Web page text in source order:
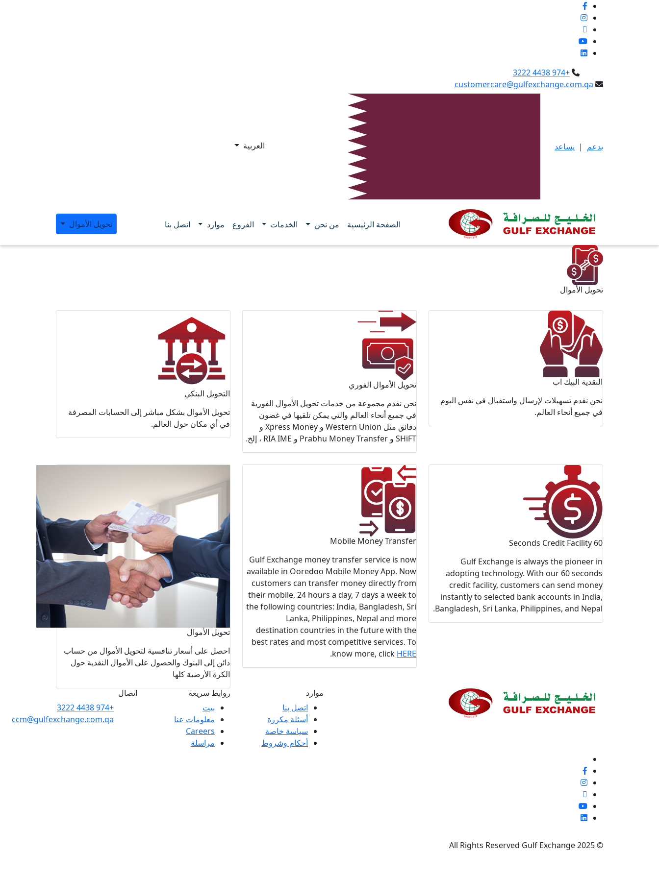
+974 4438 3222
customercare@gulfexchange.com.qa
يدعم | يساعد العربية
الصفحة الرئيسية من نحن الخدمات الفروع موارد اتصل بنا تحويل الأموال
تحويل الأموال
النقدية البيك اب
نحن نقدم تسهيلات لإرسال واستقبال في نفس اليوم
في جميع أنحاء العالم.
تحويل الأموال الفوري
نحن نقدم مجموعة من خدمات تحويل الأموال الفورية
في جميع أنحاء العالم والتي يمكن تلقيها في غضون
دقائق مثل Western Union و Xpress Money و
SHiFT و Prabhu Money Transfer و RIA IME ، إلخ.
التحويل البنكي
تحويل الأموال بشكل مباشر إلى الحسابات المصرفة
في أي مكان حول العالم.
60 Seconds Credit Facility
Gulf Exchange is always the pioneer in
adopting technology. With our 60 seconds
credit facility, customers can send money
instantly to selected bank accounts in India,
Bangladesh, Sri Lanka, Philippines, and Nepal.
Mobile Money Transfer
Gulf Exchange money transfer service is now
available in Ooredoo Mobile Money App. Now
customers can transfer money directly from
their mobile, 24 hours a day, 7 days a week to
the following countries: India, Bangladesh, Sri
Lanka, Philippines, Nepal and more
destination countries in the future with the
best rates and most competitive services. To
know more, click HERE
.
تحويل الأموال
احصل على أسعار تنافسية لتحويل الأموال من حساب
دائن إلى البنوك والحصول على الأموال النقدية حول
الكرة الأرضية كلها
موارد
اتصل بنا
أسئلة مكررة
سياسة خاصة
أحكام وشروط
روابط سريعة
بيت
معلومات عنا
Careers
مراسلة
اتصال
+974 4438 3222
ccm@gulfexchange.com.qa
© 2025 All Rights Reserved Gulf Exchange